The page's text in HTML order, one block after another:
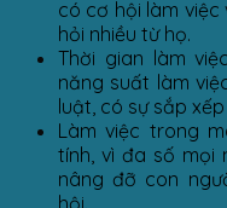
có cơ hội làm
hỏi nhiều từ họ.
Thời gian làm
năng suất làm
luật, có sự sắp
Làm việc trong
tính, vì đa số mọi
nâng đỡ con